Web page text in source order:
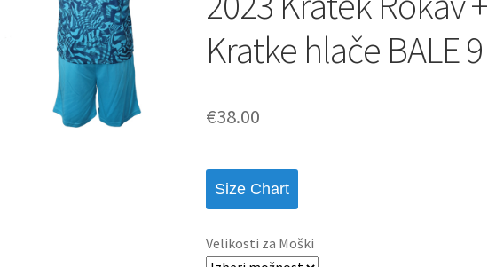
Kratke hlače BALE 9
€38.00
Size Chart
Velikosti za Moški